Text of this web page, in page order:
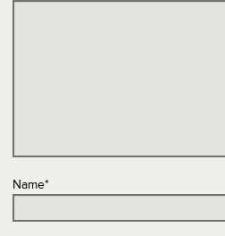
Name*